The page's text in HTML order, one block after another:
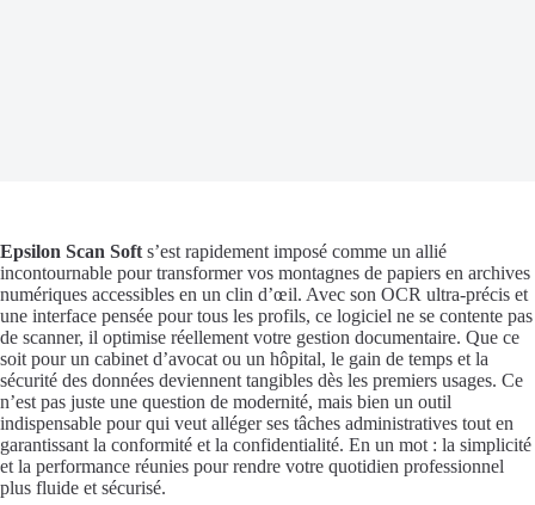
Epsilon Scan Soft s’est rapidement imposé comme un allié
incontournable pour transformer vos montagnes de papiers en archives
numériques accessibles en un clin d’œil. Avec son OCR ultra-précis et
une interface pensée pour tous les profils, ce logiciel ne se contente pas
de scanner, il optimise réellement votre gestion documentaire. Que ce
soit pour un cabinet d’avocat ou un hôpital, le gain de temps et la
sécurité des données deviennent tangibles dès les premiers usages. Ce
n’est pas juste une question de modernité, mais bien un outil
indispensable pour qui veut alléger ses tâches administratives tout en
garantissant la conformité et la confidentialité. En un mot : la simplicité
et la performance réunies pour rendre votre quotidien professionnel
plus fluide et sécurisé.